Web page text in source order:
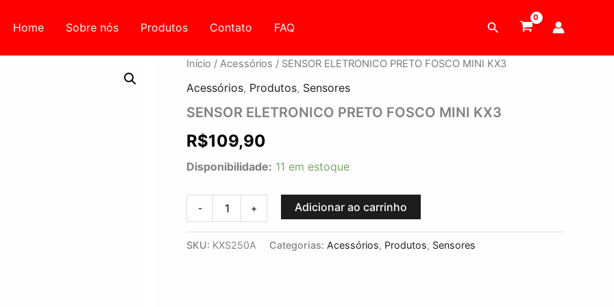
Home Sobre nós Produtos Contato FAQ Pesquisar
Início / Acessórios / SENSOR ELETRONICO PRETO FOSCO MINI KX3
Acessórios, Produtos, Sensores
SENSOR ELETRONICO PRETO FOSCO MINI KX3
R$109,90
Disponibilidade: 11 em estoque
-
SENSOR
PRETO
MINI
quantidade
+ Adicionar ao carrinho
SKU: KXS250A Categorias: Acessórios, Produtos, Sensores